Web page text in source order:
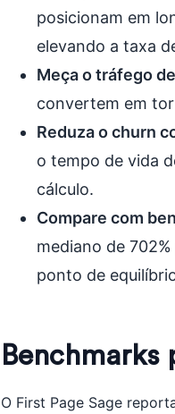
posicionam em
elevando a taxa
Meça o tráfego
convertem em
Reduza o churn
o tempo de vida
cálculo.
Compare com
mediano de
ponto de
Benchmarks
O First Page Sage